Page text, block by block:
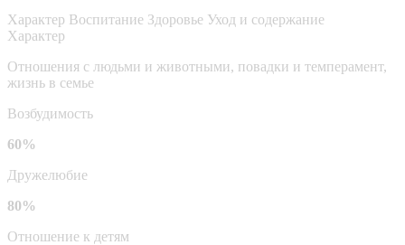
Характер Воспитание Здоровье Уход и содержание
Характер
Отношения с людьми и животными, повадки и темперамент,
жизнь в семье
Возбудимость
60%
Дружелюбие
80%
Отношение к детям